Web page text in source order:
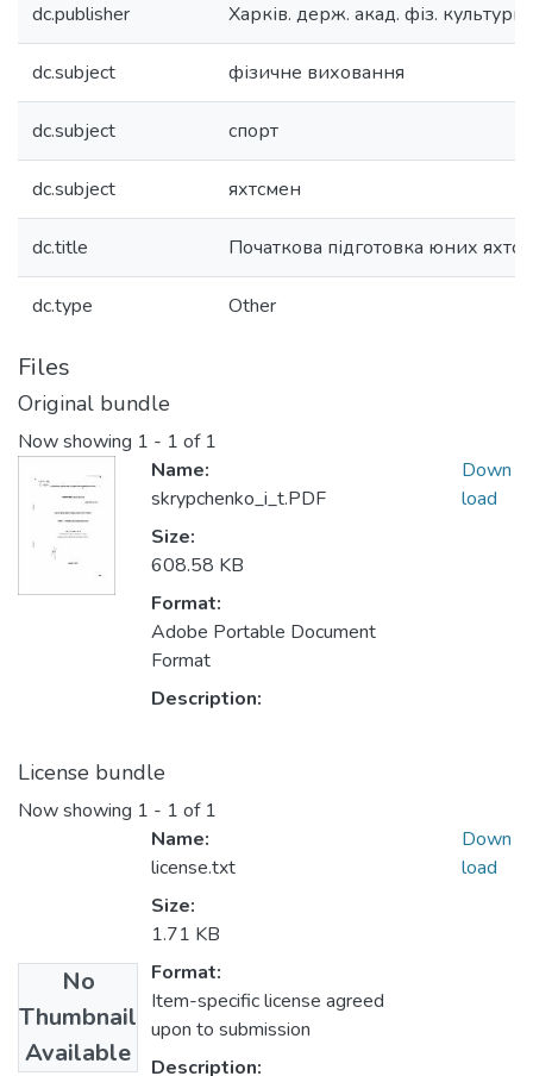
dc.publisher Харків. держ. акад. фіз.
dc.subject фізичне виховання
dc.subject спорт
dc.subject яхтсмен
dc.title Початкова підготовка юних
dc.type Other
Files
Original bundle
Now showing 1 - 1 of 1
Name:
skrypchenko_i_t.PDF
Size:
608.58 KB
Format:
Adobe Portable Document
Format
Description:
Down
load
License bundle
Now showing 1 - 1 of 1
No
Thumbnail
Available
Name:
license.txt
Size:
1.71 KB
Format:
Item-specific license agreed
upon to submission
Description:
Down
load